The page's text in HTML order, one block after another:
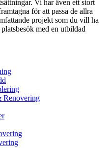
Vi har även ett stort
för att passa de allra
projekt som du vill ha
med en utbildad
Renovering